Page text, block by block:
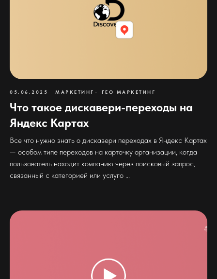
05.06.2025 МАРКЕТИНГ ГЕО МАРКЕТИНГ
Что такое дискавери-переходы на
Яндекс Картах
Все что нужно знать о дискавери переходах в Яндекс Картах
— особом типе переходов на карточку организации, когда
пользователь находит компанию через поисковый запрос,
связанный с категорией или услуго ...